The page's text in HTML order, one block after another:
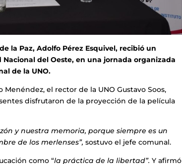
la Paz, Adolfo Pérez Esquivel, recibió un
del Oeste, en una jornada organizada
de la UNO.
el rector de la UNO Gustavo Soos,
disfrutaron de la proyección de la película
y nuestra memoria, porque siempre es un
de los merlenses”,sostuvo el jefe comunal.
como “la práctica de la libertad”.Y afirmó